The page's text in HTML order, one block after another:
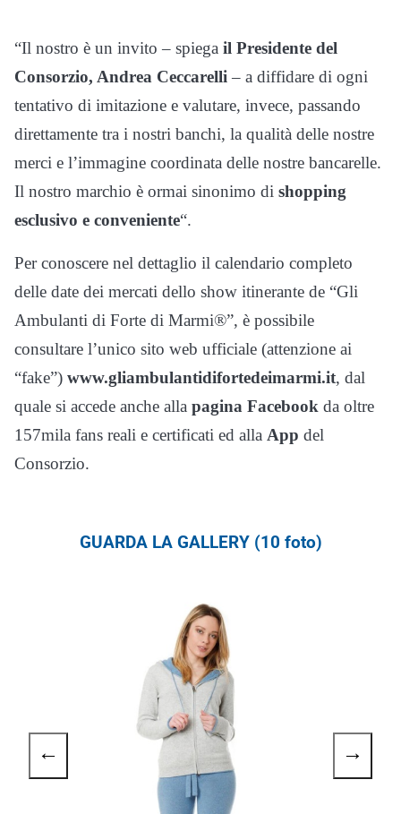
“Il nostro è un invito – spiega il Presidente del
Consorzio, Andrea Ceccarelli – a diffidare di ogni
tentativo di imitazione e valutare, invece, passando
direttamente tra i nostri banchi, la qualità delle nostre
merci e l’immagine coordinata delle nostre bancarelle.
Il nostro marchio è ormai sinonimo di shopping
esclusivo e conveniente“.
Per conoscere nel dettaglio il calendario completo
delle date dei mercati dello show itinerante de “Gli
Ambulanti di Forte di Marmi®”, è possibile
consultare l’unico sito web ufficiale (attenzione ai
“fake”) www.gliambulantidifortedeimarmi.it, dal
quale si accede anche alla pagina Facebook da oltre
157mila fans reali e certificati ed alla App del
Consorzio.
GUARDA LA GALLERY (10 foto)
← →